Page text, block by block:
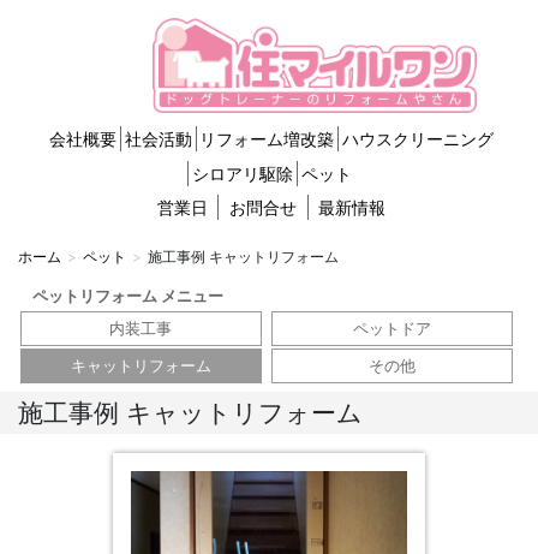
会社概要 社会活動 リフォーム増改築 ハウスクリーニング
シロアリ駆除 ペット
営業日
お問合せ 最新情報
ホーム ペット 施工事例 キャットリフォーム
ペットリフォーム メニュー
内装工事
ペットドア
キャットリフォーム
その他
施工事例 キャットリフォーム